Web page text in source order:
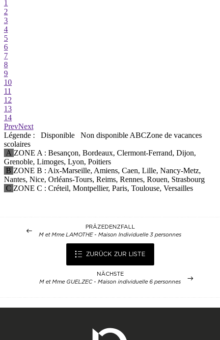
PRÄZEDENZFALL
M et Mme LAMOTHE - Maison Individuelle 3 personnes
ZURÜCK ZUR LISTE
NÄCHSTE
M et Mme GUELZEC - Maison individuelle 6 personnes